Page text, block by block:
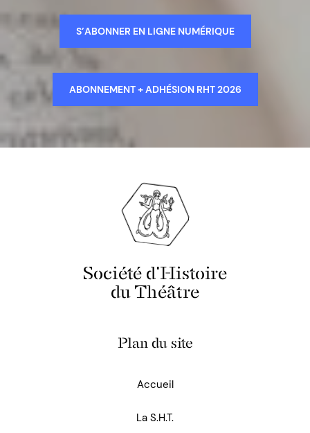
S’ABONNER EN LIGNE NUMÉRIQUE
ABONNEMENT + ADHÉSION RHT 2026
Société d'Histoire
du Théâtre
Plan du site
Accueil
La S.H.T.